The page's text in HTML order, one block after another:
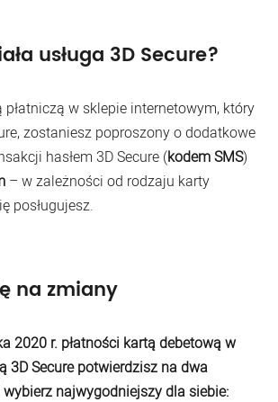
usługa 3D Secure?
płatniczą w sklepie internetowym, który
zostaniesz poproszony o dodatkowe
hasłem 3D Secure (kodem SMS)
– w zależności od rodzaju karty
posługujesz.
na zmiany
2020 r. płatności kartą debetową w
3D Secure potwierdzisz na dwa
najwygodniejszy dla siebie: